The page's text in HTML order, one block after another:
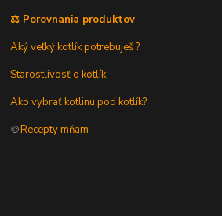
⚖️ Porovnania produktov
Aký veľký kotlík potrebuješ ?
Starostlivosť o kotlík
Ako vybrať kotlinu pod kotlík?
🍲Recepty mňam